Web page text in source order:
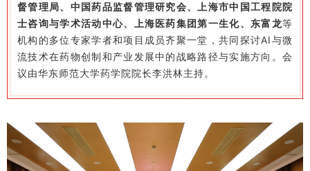
督管理局、中国药品监督管理研究会、上海市中国工程院院
士咨询与学术活动中心、上海医药集团第一生化、东富龙等
机构的多位专家学者和项目成员齐聚一堂，共同探讨AI与微
流技术在药物创制和产业发展中的战略路径与实施方向。会
议由华东师范大学药学院院长李洪林主持。